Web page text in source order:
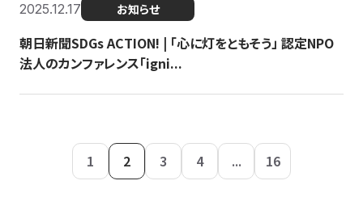
2025.12.17 お知らせ
朝日新聞SDGs ACTION! | 「心に灯をともそう」 認定NPO
法人のカンファレンス「igni...
1 2 3 4 ... 16